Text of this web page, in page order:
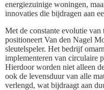
energiezuinige woningen,
innovaties die bijdragen aan
Met de constante evolutie
positioneert Van den Nagel
sleutelspeler. Het bedrijf
implementeren van circulaire
Hierdoor worden niet alleen
ook de levensduur van alle
verlengd, wat bijdraagt aan